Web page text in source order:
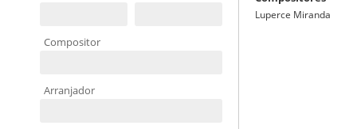
Compositor
Arranjador
Luperce Miranda